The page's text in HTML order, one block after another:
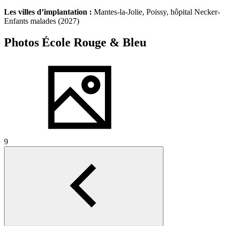
Les villes d’implantation : Mantes-la-Jolie, Poissy, hôpital Necker-
Enfants malades (2027)
Photos École Rouge & Bleu
9